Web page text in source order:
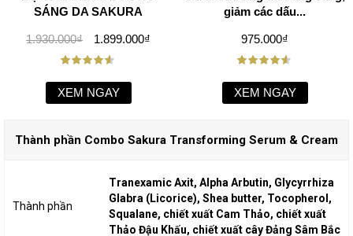
SÁNG DA SAKURA
1.930.000₫ 1.899.000₫
XEM NGAY
giảm các dấu...
975.000₫
XEM NGAY
Thành phần Combo Sakura Transforming Serum & Cream
Thành phần
Tranexamic Axit, Alpha Arbutin, Glycyrrhiza
Glabra (Licorice), Shea butter, Tocopherol,
Squalane, chiết xuất Cam Thảo, chiết xuất
Thảo Đậu Khấu, chiết xuất cây Đảng Sâm Bắc